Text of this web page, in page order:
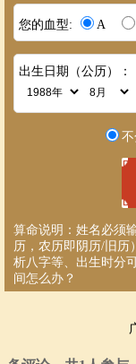
您的血型: A
出生日期（公历）：
算命说明：姓名必须
历，农历即阴历/旧历
析八字等、出生时分
间怎么办？